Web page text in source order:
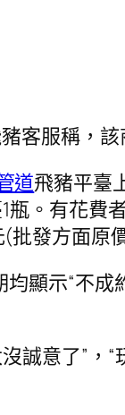
客服稱，
道飛豬平臺
。有花費
發方面原
顯示“不成
誠意了”，